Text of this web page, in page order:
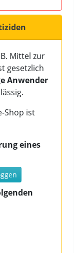
Mittel zur
gesetzlich
Anwender
Shop ist
eines